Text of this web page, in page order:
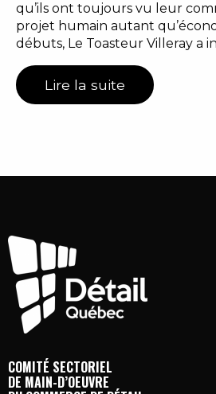
qu’ils ont toujours vu leur
projet humain autant
débuts, Le Toasteur Villeray a
Lire la suite
COMITÉ SECTORIEL
DE MAIN-D’OEUVRE